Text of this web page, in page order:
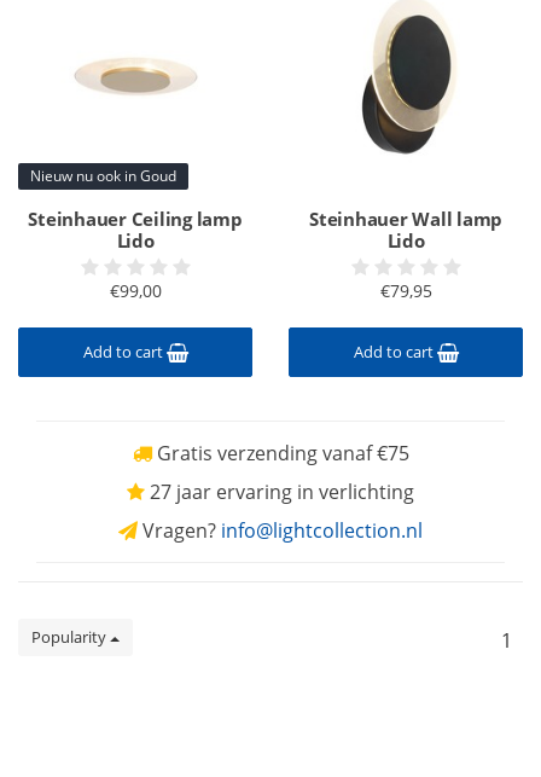
Nieuw nu ook in Goud
Steinhauer Ceiling lamp
Lido
€99,00
Add to cart
Steinhauer Wall lamp
Lido
€79,95
Add to cart
Gratis verzending vanaf €75
27 jaar ervaring in verlichting
Vragen? info@lightcollection.nl
Popularity 1